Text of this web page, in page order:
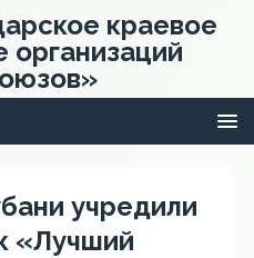
краевое
учредили
«Лучший